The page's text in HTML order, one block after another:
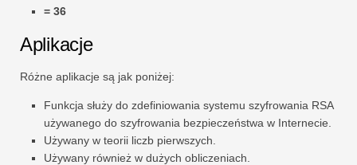
= 36
Aplikacje
Różne aplikacje są jak poniżej:
Funkcja służy do zdefiniowania systemu szyfrowania RSA
używanego do szyfrowania bezpieczeństwa w Internecie.
Używany w teorii liczb pierwszych.
Używany również w dużych obliczeniach.